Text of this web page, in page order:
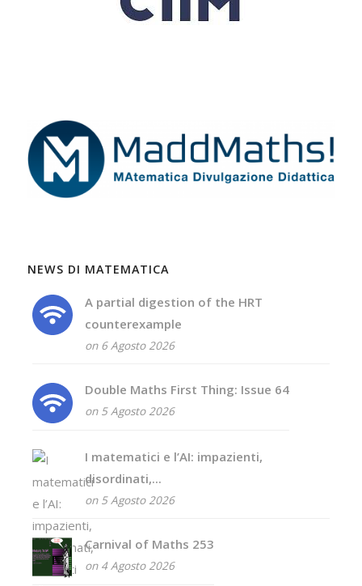
NEWS DI MATEMATICA
A partial digestion of the HRT
counterexample
on 6 Agosto 2026
Double Maths First Thing: Issue 64
on 5 Agosto 2026
I matematici e l’AI: impazienti,
disordinati,...
on 5 Agosto 2026
Carnival of Maths 253
on 4 Agosto 2026